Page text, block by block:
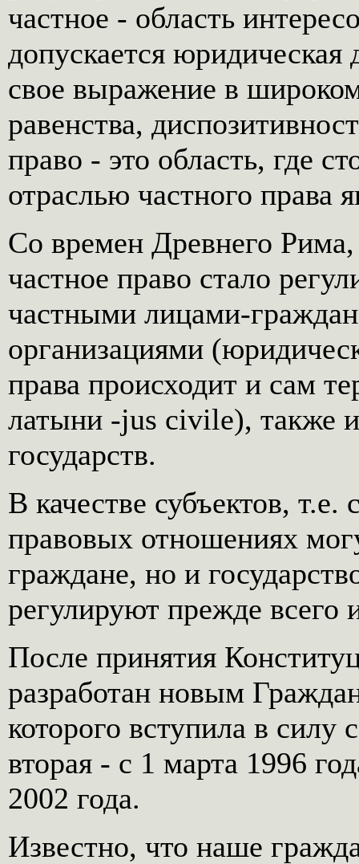
частное - область
допускается
свое выражение в
равенства,
право - это область, где
отраслью частного права
Со времен Древнего
частное право стало
частными лицами-
организациями
права происходит и сам
латыни -jus civile), также
государств.
В качестве субъектов,
правовых отношениях
граждане, но и
регулируют прежде
После принятия
разработан новым
которого вступила в силу
вторая - с 1 марта 1996
2002 года.
Известно, что наше